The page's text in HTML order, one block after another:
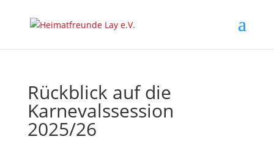
Rückblick auf die
Karnevalssession
2025/26